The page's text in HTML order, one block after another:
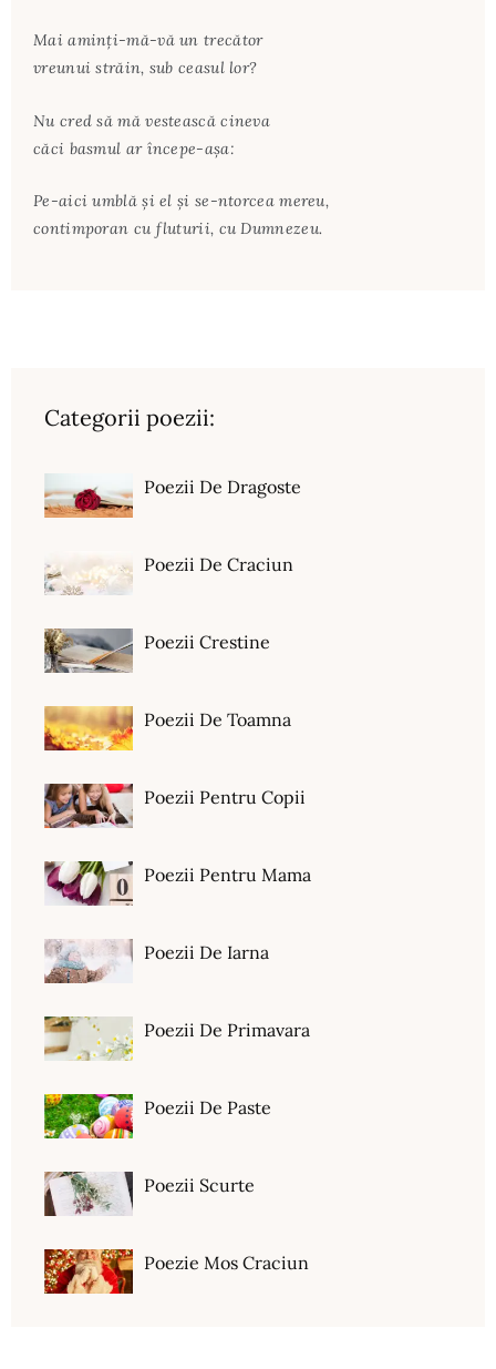
Mai aminţi-mă-vă un trecător
vreunui străin, sub ceasul lor?
Nu cred să mă vestească cineva
căci basmul ar începe-aşa:
Pe-aici umblă şi el şi se-ntorcea mereu,
contimporan cu fluturii, cu Dumnezeu.
Categorii poezii:
Poezii De Dragoste
Poezii De Craciun
Poezii Crestine
Poezii De Toamna
Poezii Pentru Copii
Poezii Pentru Mama
Poezii De Iarna
Poezii De Primavara
Poezii De Paste
Poezii Scurte
Poezie Mos Craciun